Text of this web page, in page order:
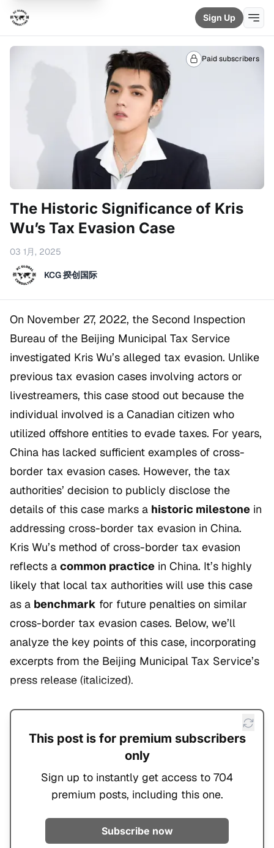
Sign Up
Paid subscribers
The Historic Significance of Kris
Wu’s Tax Evasion Case
03 1月, 2025
KCG 揆创国际
On November 27, 2022, the Second Inspection
Bureau of the Beijing Municipal Tax Service
investigated Kris Wu’s alleged tax evasion. Unlike
previous tax evasion cases involving actors or
livestreamers, this case stood out because the
individual involved is a Canadian citizen who
utilized offshore entities to evade taxes. For years,
China has lacked sufficient examples of cross-
border tax evasion cases. However, the tax
authorities’ decision to publicly disclose the
details of this case marks a historic milestone in
addressing cross-border tax evasion in China.
Kris Wu’s method of cross-border tax evasion
reflects a common practice in China. It’s highly
likely that local tax authorities will use this case
as a benchmark for future penalties on similar
cross-border tax evasion cases. Below, we’ll
analyze the key points of this case, incorporating
excerpts from the Beijing Municipal Tax Service’s
press release (italicized).
This post is for premium subscribers
only
Sign up to instantly get access to 704
premium posts, including this one.
Subscribe now